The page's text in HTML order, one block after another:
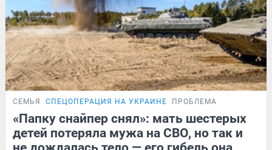
СЕМЬЯ СПЕЦОПЕРАЦИЯ НА УКРАИНЕ ПРОБЛЕМА
«Папку снайпер снял»: мать шестерых
детей потеряла мужа на СВО, но так и